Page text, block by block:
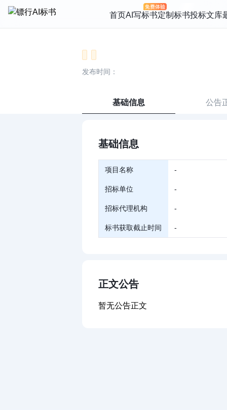
首页AI写标书定制标书投标文库
发布时间：
基础信息 公告
基础信息
项目名称 -
招标单位 -
招标代理机构 -
标书获取截止时间 -
正文公告
暂无公告正文